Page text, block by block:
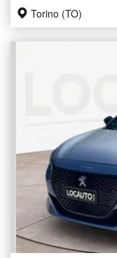
Torino (TO)